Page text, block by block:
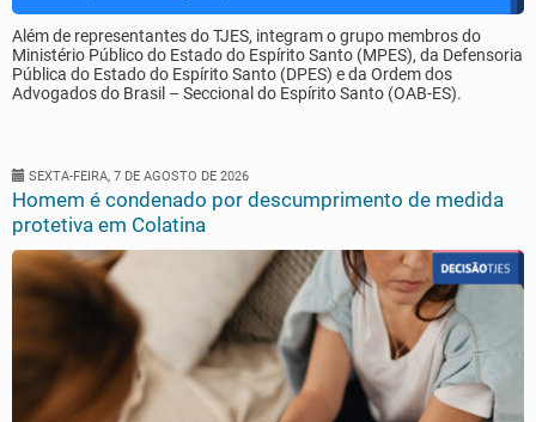
Além de representantes do TJES, integram o grupo membros do
Ministério Público do Estado do Espírito Santo (MPES), da Defensoria
Pública do Estado do Espírito Santo (DPES) e da Ordem dos
Advogados do Brasil – Seccional do Espírito Santo (OAB-ES).
SEXTA-FEIRA, 7 DE AGOSTO DE 2026
Homem é condenado por descumprimento de medida
protetiva em Colatina